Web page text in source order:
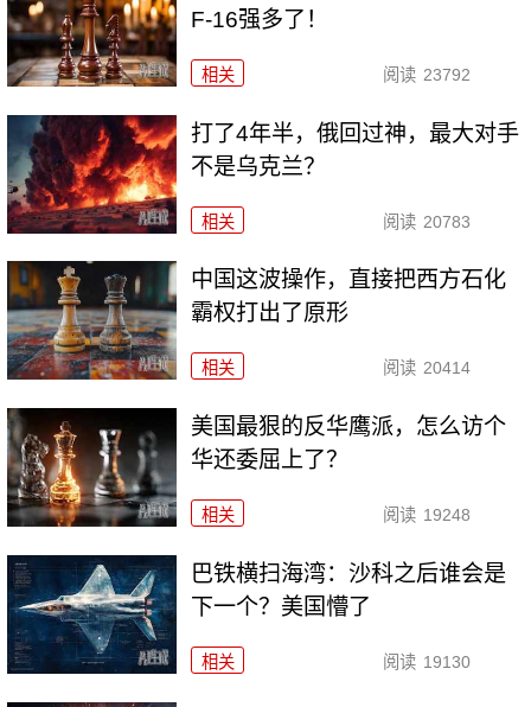
F-16强多了！
相关 阅读 23792
打了4年半，俄回过神，最大对手
不是乌克兰？
相关 阅读 20783
中国这波操作，直接把西方石化
霸权打出了原形
相关 阅读 20414
美国最狠的反华鹰派，怎么访个
华还委屈上了？
相关 阅读 19248
巴铁横扫海湾：沙科之后谁会是
下一个？美国懵了
相关 阅读 19130